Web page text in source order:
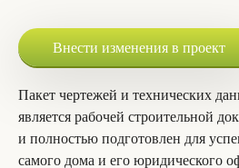
Внести изменения в проект
Пакет чертежей и технических
является рабочей строительной
и полностью подготовлен для
самого дома и его юридического